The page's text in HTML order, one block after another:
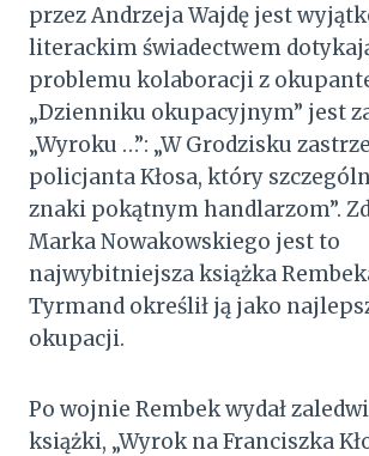
przez Andrzeja Wajdę jest
literackim świadectwem
problemu kolaboracji z
„Dzienniku okupacyjnym” jest
„Wyroku …”: „W Grodzisku
policjanta Kłosa, który
znaki pokątnym handlarzom”.
Marka Nowakowskiego jest to
najwybitniejsza książka
Tyrmand określił ją jako
okupacji.
Po wojnie Rembek wydał
książki, „Wyrok na Franciszka